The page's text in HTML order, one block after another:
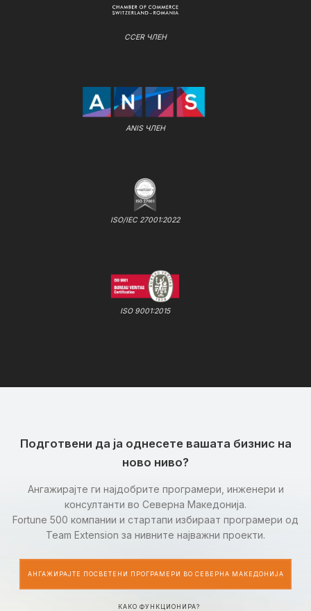
CCER ЧЛЕН
ANIS ЧЛЕН
ISO/IEC 27001:2022
ISO 9001:2015
Подготвени да ја однесете вашата бизнис на
ново ниво?
Ангажирајте ги најдобрите програмери, инженери и
консултанти во Северна Македонија.
Fortune 500 компании и стартапи избираат програмери од
Team Extension за нивните најважни проекти.
АНГАЖИРАЈТЕ ПОСВЕТЕНИ ПРОГРАМЕРИ ВО СЕВЕРНА МАКЕДОНИЈА
КАКО ФУНКЦИОНИРА?